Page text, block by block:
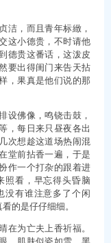
，而且青年标緻，
这小德贵，不时请他
德贵这番话，这泼皮
要出得闺门来告天拈
，果真是他们说的那
佛像，鸣铙击鼓，
，每日来只昼夜各出
次想趁这道场热闹混
堂前拈香一遍，于是
作一个打杂的跟着进
照看，早忘得头昏脑
没有谁注意多了个闲
的是仔仔细细。
为亡夫上香祈福。